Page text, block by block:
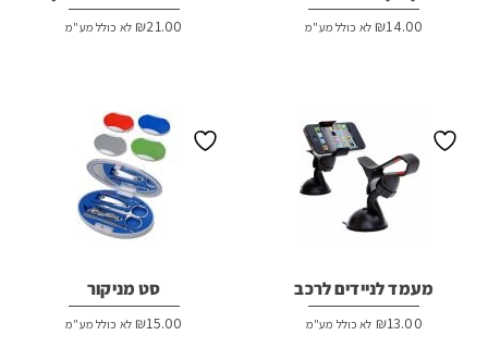
₪14.00 לא כולל מע"מ ₪21.00 לא כולל מע"מ
מעמד לניידים לרכב
₪13.00 לא כולל מע"מ
סט מניקור
₪15.00 לא כולל מע"מ